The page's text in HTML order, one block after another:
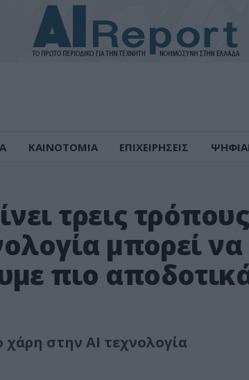
ΚΑΙΝΟΤΟΜΙΑ ΕΠΙΧΕΙΡΗΣΕΙΣ
τρεις
μπορεί
πιο
στην AI τεχνολογία